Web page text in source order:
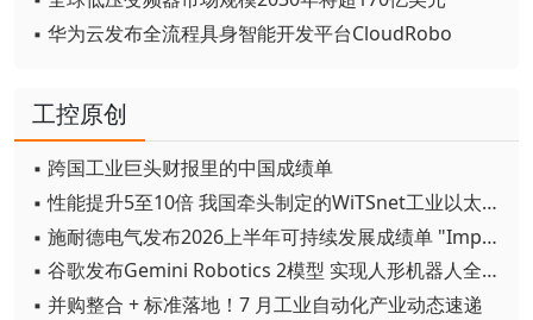
▪ 华为云发布全流程具身智能开发平台CloudRobo
工控原创
▪ 跨国工业巨头财报里的中国成绩单
▪ 性能提升5至10倍 我国牵头制定的WiTSnet工业以太网国际标准正式发布
▪ 施耐德电气发布2026上半年可持续发展成绩单 "Impact 2030"路线图开局稳健
▪ 谷歌发布Gemini Robotics 2模型 实现人形机器人全身智能控制突破
▪ 并购整合 + 标准落地！7 月工业自动化产业动态速递